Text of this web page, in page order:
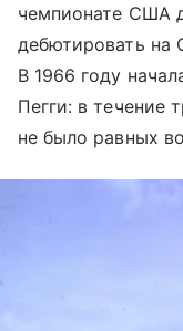
чемпионате США
дебютировать на
В 1966 году
Пегги: в течение
не было равных